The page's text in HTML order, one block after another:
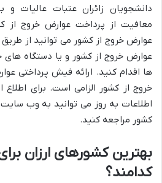
دانشجویان زائران عتبات عالیات
معافیت از پرداخت عوارض خروج از
عوارض خروج از کشور می توانید از
عوارض خروج از کشور و یا دستگاه های
ها اقدام کنید. ارائه فیش پرداختی
خروج از کشور الزامی است. برای
اطلاعات به روز می توانید به وب
کشور مراجعه کنید.
بهترین کشورهای ارزان
کدامند؟